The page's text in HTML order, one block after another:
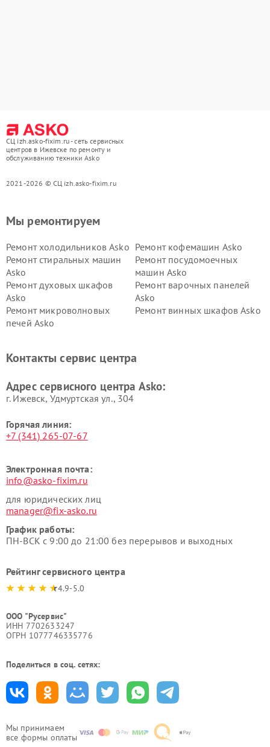
СЦ izh.asko-fixim.ru - сеть сервисных
центров в Ижевске по ремонту и
обслуживанию техники Asko
2021-2026 © СЦ izh.asko-fixim.ru
Мы принимаем
все формы оплаты
Мы ремонтируем
Ремонт холодильников Asko Ремонт кофемашин Asko
Ремонт стиральных машин
Asko
Ремонт посудомоечных
машин Asko
Ремонт духовых шкафов
Asko
Ремонт варочных панелей
Asko
Ремонт микроволновых
печей Asko
Ремонт винных шкафов Asko
Ремонт подогревателей
Ремонт промышленных
Asko
Контакты сервис центра
Адрес сервисного центра Asko:
г. Ижевск, Удмуртская ул., 304
Горячая линия:
+7 (341) 265-07-67
Электронная почта:
info@asko-fixim.ru
для юридических лиц
manager@fix-asko.ru
График работы:
ПН-ВСК с 9:00 до 21:00 без перерывов и выходных
Рейтинг сервисного центра
4.9-5.0
ООО "Русервис"
ИНН 7702633247
ОГРН 1077746335776
Поделиться в соц. сетях: